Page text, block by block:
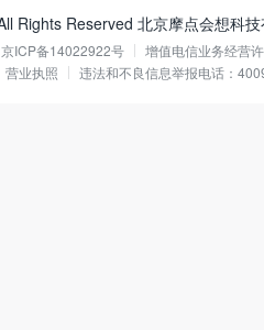
Rights Reserved 北京摩点会想科
京ICP备14022922号
增值电信业务经营
营业执照 违法和不良信息举报电话：